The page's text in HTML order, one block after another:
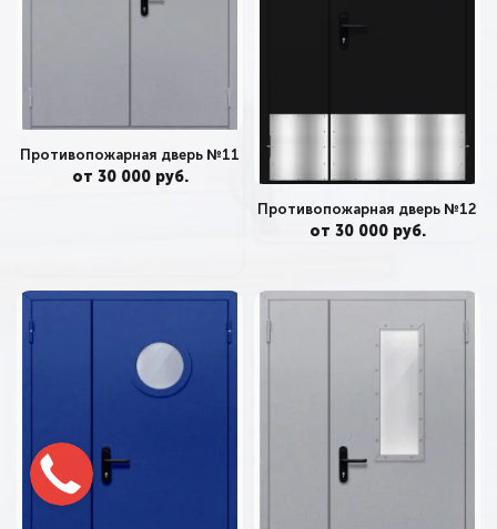
Противопожарная дверь №11
от 30 000 руб.
Противопожарная дверь №12
от 30 000 руб.